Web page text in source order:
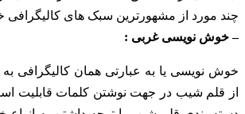
چند مورد از مشهورترین سبک ‌های کالیگرافی‌
– خوش ‌نویسی غربی :
خوش ‌نویسی یا به عبارتی همان کالیگرافی به
از قلم شیب در جهت نوشتن کلمات قابلیت